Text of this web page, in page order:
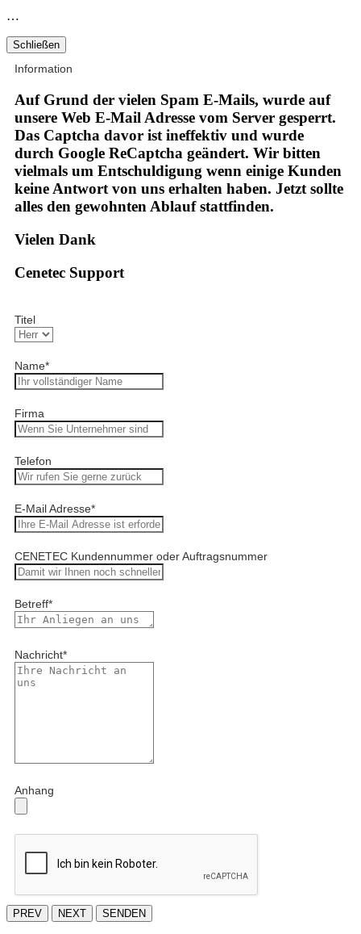
…
Schließen
Information
Auf Grund der vielen Spam E-Mails, wurde auf
unsere Web E-Mail Adresse vom Server gesperrt.
Das Captcha davor ist ineffektiv und wurde
durch Google ReCaptcha geändert. Wir bitten
vielmals um Entschuldigung wenn einige Kunden
keine Antwort von uns erhalten haben. Jetzt sollte
alles den gewohnten Ablauf stattfinden.
Vielen Dank
Cenetec Support
Titel
Name*
Firma
Telefon
E-Mail Adresse*
CENETEC Kundennummer oder Auftragsnummer
Betreff*
Nachricht*
Anhang
PREV NEXT SENDEN